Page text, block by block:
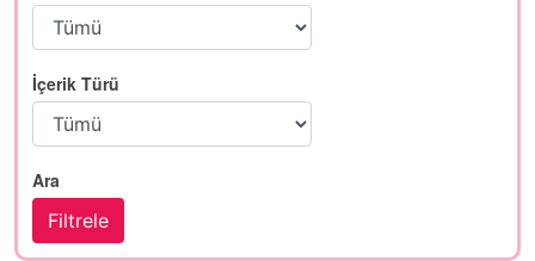
İçerik Türü
Ara